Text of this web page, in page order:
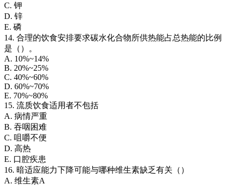
C. 钾
D. 锌
E. 磷
14. 合理的饮食安排要求碳水化合物所供热能占总热能的比例
是（）。
A. 10%~14%
B. 20%~25%
C. 40%~60%
D. 60%~70%
E. 70%~80%
15. 流质饮食适用者不包括
A. 病情严重
B. 吞咽困难
C. 咀嚼不便
D. 高热
E. 口腔疾患
16. 暗适应能力下降可能与哪种维生素缺乏有关（）
A. 维生素A